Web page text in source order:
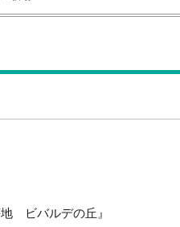
ビバルデの丘』